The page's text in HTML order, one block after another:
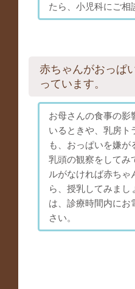
たら、小児科にご相
赤ちゃんがおっぱ
っています。
お母さんの食事の影
いるときや、乳房ト
も、おっぱいを嫌が
乳頭の観察をしてみ
ルがなければ赤ちゃ
ら、授乳してみまし
は、診療時間内にお
さい。